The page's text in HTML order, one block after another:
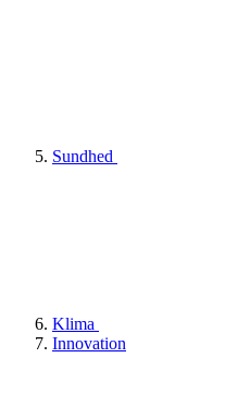
Sundhed
Klima
Innovation